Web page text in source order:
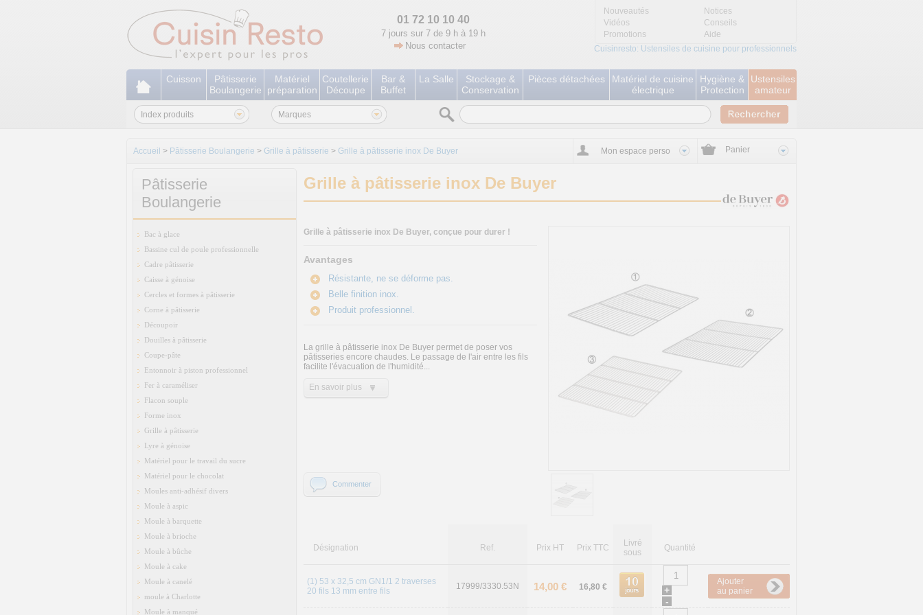
01 72 10 10 40
7 jours sur 7 de 9 h à 19 h
Nous contacter
Nouveautés
Notices
Vidéos
Conseils
Promotions
Aide
Cuisinresto: Ustensiles de cuisine pour professionnels
Cuisson
Pâtisserie
Boulangerie
Matériel
préparation
Coutellerie
Découpe
Bar &
Buffet
La Salle
Stockage &
Conservation
Pièces détachées
Matériel de cuisine
électrique
Hygiène &
Protection
Ustensiles
amateur
Marques
Index produits
Accueil > Pâtisserie Boulangerie > Grille à pâtisserie > Grille à pâtisserie inox De Buyer Mon espace perso Panier
Pâtisserie
Boulangerie
Bac à glace
Bassine cul de poule professionnelle
Cadre pâtisserie
Caisse à génoise
Cercles et formes à pâtisserie
Corne à pâtisserie
Découpoir
Douilles à pâtisserie
Coupe-pâte
Entonnoir à piston professionnel
Fer à caraméliser
Flacon souple
Forme inox
Grille à pâtisserie
Lyre à génoise
Matériel pour le travail du sucre
Matériel pour le chocolat
Moules anti-adhésif divers
Moule à aspic
Moule à barquette
Moule à brioche
Moule à bûche
Moule à cake
Moule à canelé
moule à Charlotte
Moule à manqué
Grille à pâtisserie inox De Buyer
Grille à pâtisserie inox De Buyer, conçue pour durer !
Avantages
Résistante, ne se déforme pas.
Belle finition inox.
Produit professionnel.
La grille à pâtisserie inox De Buyer permet de poser vos
pâtisseries encore chaudes. Le passage de l'air entre les fils
facilite l'évacuation de l'humidité...
En savoir plus
Commenter
Désignation Ref. Prix HT Prix TTC
Livré
sous
Quantité
(1) 53 x 32,5 cm GN1/1 2 traverses
20 fils 13 mm entre fils
17999/3330.53N 14,00 € 16,80 €
+
-
Ajouter
au panier